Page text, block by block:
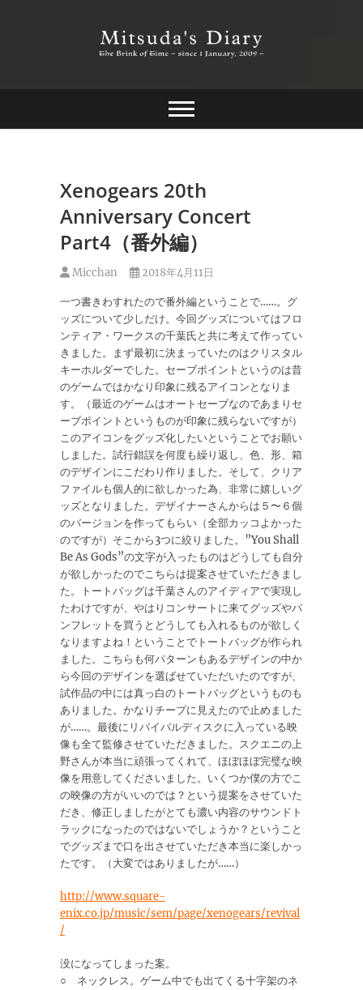
Mitsuda's Diary
Xenogears 20th
Anniversary Concert
Part4（番外編）
Micchan 2018年4月11日
一つ書きわすれたので番外編ということで……。グ
ッズについて少しだけ。今回グッズについてはフロ
ンティア・ワークスの千葉氏と共に考えて作ってい
きました。まず最初に決まっていたのはクリスタル
キーホルダーでした。セーブポイントというのは昔
のゲームではかなり印象に残るアイコンとなりま
す。（最近のゲームはオートセーブなのであまりセ
ーブポイントというものが印象に残らないですが）
このアイコンをグッズ化したいということでお願い
しました。試行錯誤を何度も繰り返し、色、形、箱
のデザインにこだわり作りました。そして、クリア
ファイルも個人的に欲しかった為、非常に嬉しいグ
ッズとなりました。デザイナーさんからは５〜６個
のバージョンを作ってもらい（全部カッコよかった
のですが）そこから3つに絞りました。”You Shall
Be As Gods”の文字が入ったものはどうしても自分
が欲しかったのでこちらは提案させていただきまし
た。トートバッグは千葉さんのアイディアで実現し
たわけですが、やはりコンサートに来てグッズやパ
ンフレットを買うとどうしても入れるものが欲しく
なりますよね！ということでトートバッグが作られ
ました。こちらも何パターンもあるデザインの中か
ら今回のデザインを選ばせていただいたのですが、
試作品の中には真っ白のトートバッグというものも
ありました。かなりチープに見えたので止めました
が……。最後にリバイバルディスクに入っている映
像も全て監修させていただきました。スクエニの上
野さんが本当に頑張ってくれて、ほぼほぼ完璧な映
像を用意してくださいました。いくつか僕の方でこ
の映像の方がいいのでは？という提案をさせていた
だき、修正しましたがとても濃い内容のサウンドト
ラックになったのではないでしょうか？ということ
でグッズまで口を出させていただき本当に楽しかっ
たです。（大変ではありましたが……）
http://www.square-
enix.co.jp/music/sem/page/xenogears/revival
/
没になってしまった案。
○ ネックレス。ゲーム中でも出てくる十字架のネ